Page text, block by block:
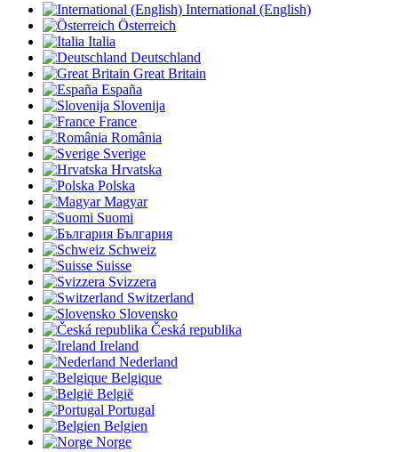
International (English)
Österreich
Italia
Deutschland
Great Britain
España
Slovenija
France
România
Sverige
Hrvatska
Polska
Magyar
Suomi
България
Schweiz
Suisse
Svizzera
Switzerland
Slovensko
Česká republika
Ireland
Nederland
Belgique
België
Portugal
Belgien
Norge